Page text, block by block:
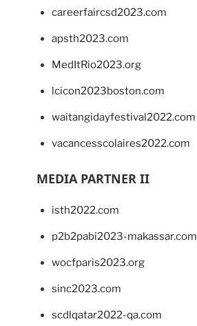
careerfaircsd2023.com
apsth2023.com
MedItRio2023.org
lcicon2023boston.com
waitangidayfestival2022.com
vacancesscolaires2022.com
MEDIA PARTNER II
isth2022.com
p2b2pabi2023-makassar.com
wocfparis2023.org
sinc2023.com
scdlqatar2022-qa.com